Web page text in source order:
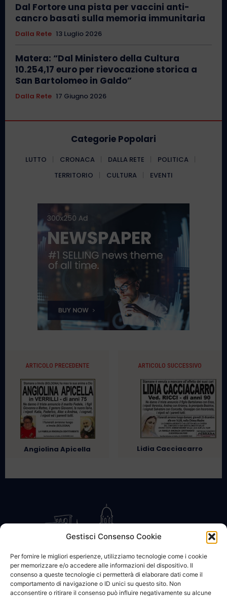
Gestisci Consenso Cookie
Per fornire le migliori esperienze, utilizziamo tecnologie come i cookie
per memorizzare e/o accedere alle informazioni del dispositivo. Il
consenso a queste tecnologie ci permetterà di elaborare dati come il
comportamento di navigazione o ID unici su questo sito. Non
acconsentire o ritirare il consenso può influire negativamente su alcune
Dal Fortore una pista per vaccini anti-
cancro basati sulla memoria immunitaria
Dalla Rete 13 Luglio 2026
Matera: “Dal Ministero della Cultura
10.254,17 euro per rievocazione storica a
San Bartolomeo in Galdo”
Dalla Rete 17 Giugno 2026
Categorie Popolari
LUTTO CRONACA DALLA RETE
POLITICA
TERRITORIO
CULTURA EVENTI
ARTICOLO PRECEDENTE
Angiolina Apicella
ARTICOLO SUCCESSIVO
Lidia Cacciacarro
CONTATTACI COOKIE POLICY PRIVACY